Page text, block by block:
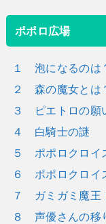
ポポロ広場
１ 泡になるのは
２ 森の魔女とは
３ ピエトロの願
４ 白騎士の謎
５ ポポロクロイ
６ ポポロクロイ
７ ガミガミ魔王
８ 声優さんの移